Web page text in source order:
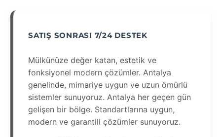
SATIŞ SONRASI 7/24 DESTEK
Mülkünüze değer katan, estetik ve
fonksiyonel modern çözümler. Antalya
genelinde, mimariye uygun ve uzun ömürlü
sistemler sunuyoruz. Antalya her geçen gün
gelişen bir bölge. Standartlarına uygun,
modern ve garantili çözümler sunuyoruz.